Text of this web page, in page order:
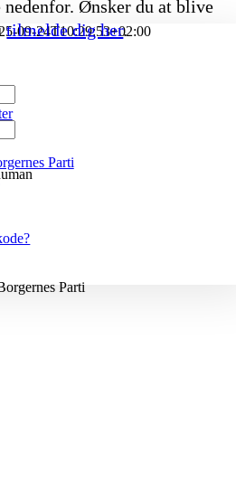
Parti
09-24T10:29:53+02:00
Ønsker du at blive
tilmelde dig her.